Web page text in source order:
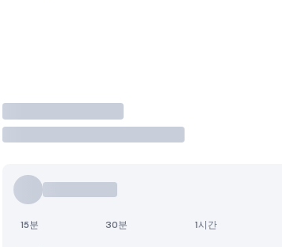
거래
15분 30분 1시간